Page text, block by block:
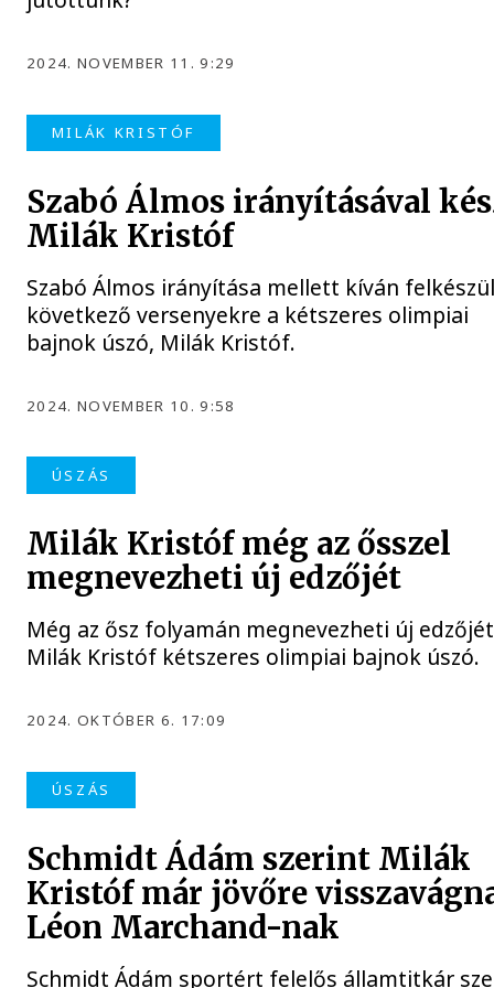
2024. NOVEMBER 11. 9:29
MILÁK KRISTÓF
Szabó Álmos irányításával
Milák Kristóf
Szabó Álmos irányítása mellett kíván
következő versenyekre a kétszeres olimpiai
bajnok úszó, Milák Kristóf.
2024. NOVEMBER 10. 9:58
ÚSZÁS
Milák Kristóf még az ősszel
megnevezheti új edzőjét
Még az ősz folyamán megnevezheti új edzőjét
Milák Kristóf kétszeres olimpiai bajnok úszó.
2024. OKTÓBER 6. 17:09
ÚSZÁS
Schmidt Ádám szerint Milák
Kristóf már jövőre
Léon Marchand-nak
Schmidt Ádám sportért felelős államtitkár